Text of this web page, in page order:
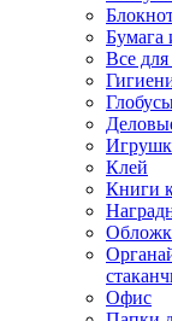
Бумага
Все для
Клей
Книги
Офис